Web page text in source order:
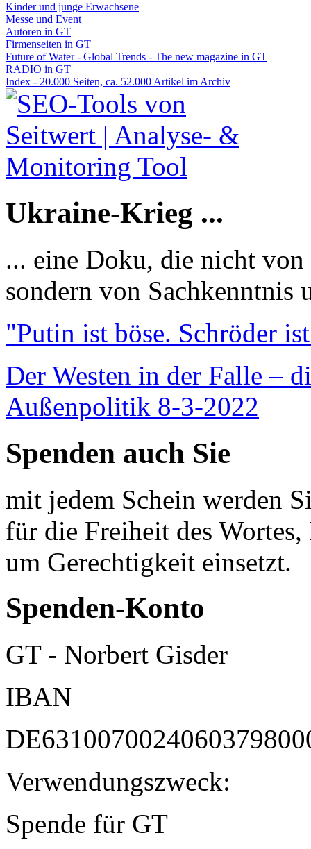
Kinder und junge Erwachsene
Messe und Event
Autoren in GT
Firmenseiten in GT
Future of Water - Global Trends - The new magazine in GT
RADIO in GT
Index - 20.000 Seiten, ca. 52.000 Artikel im Archiv
Ukraine-Krieg ...
... eine Doku, die nicht
sondern von Sachkenntnis
"Putin ist böse. Schröder
Der Westen in der Falle –
Außenpolitik 8-3-2022
Spenden auch Sie
mit jedem Schein werden
für die Freiheit des
um Gerechtigkeit einsetzt.
Spenden-Konto
GT - Norbert Gisder
IBAN
Verwendungszweck:
Spende für GT